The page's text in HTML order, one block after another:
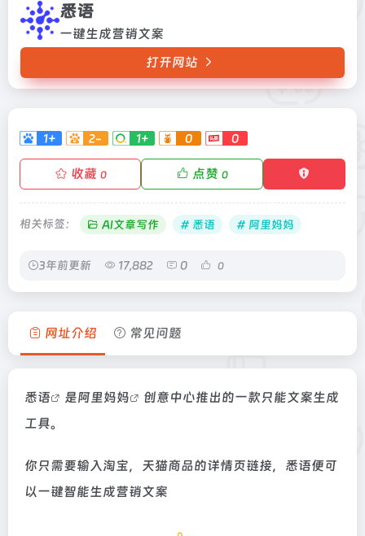
悉语
一键生成营销文案
打开网站
1+ 2- 1+ 0 0
收藏 0 点赞 0
相关标签： AI文章写作 # 悉语 # 阿里妈妈
3年前更新 17,882 0 0
网址介绍 常见问题
悉语 是阿里妈妈
创意中心推出的一款只能文案生成
工具。
你只需要输入淘宝，天猫商品的详情页链接，悉语便可
以一键智能生成营销文案